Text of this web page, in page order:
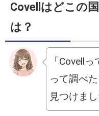
Covellはどこの
は？
「Covell
って調べ
見つけまし